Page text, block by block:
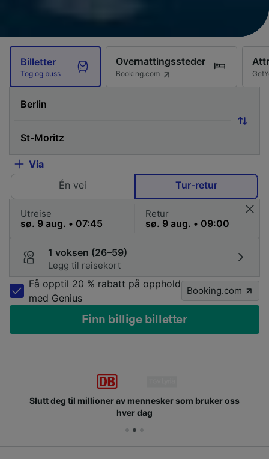
Billetter
Tog og buss
Overnattingssteder
Booking.com
Via
Én vei
Tur-retur
Utreise Retur
1 voksen (26–59)
Legg til reisekort
Få opptil 20 % rabatt på opphold
med Genius
Booking.com
Finn billige billetter
Slutt deg til millioner av mennesker som bruker oss
hver dag